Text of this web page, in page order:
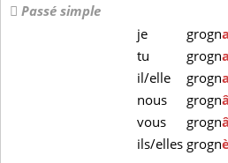
Passé simple
je
grogn
tu
grogn
il/elle
grogna
nous
grogn
vous
grogn
ils/elles grogn